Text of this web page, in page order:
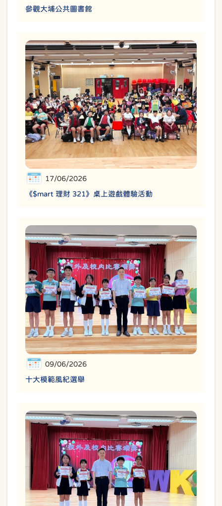
參觀大埔公共圖書館
17/06/2026
《$mart 理財 321》桌上遊戲體驗活動
09/06/2026
十大模範風紀選舉